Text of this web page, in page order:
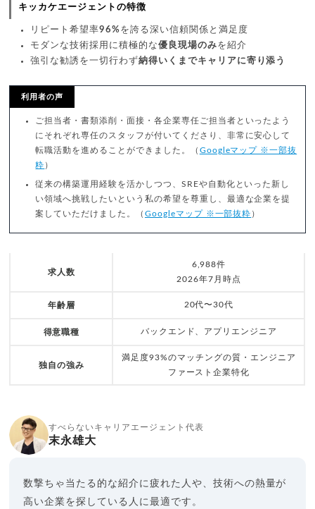
キッカケエージェントの特徴
リピート希望率96% を誇る深い信頼関係と満足度
モダンな技術採用に積極的な優良現場のみを紹介
強引な勧誘を一切行わず納得いくまでキャリアに寄り添う
利用者の声
ご担当者・書類添削・面接・各企業専任ご担当者といったよう
にそれぞれ専任のスタッフが付いてくださり、非常に安心して
転職活動を進めることができました。（ Googleマップ ※一部抜
粋 ）
従来の構築運用経験を活かしつつ、SREや自動化といった新し
い領域へ挑戦したいという私の希望を尊重し、最適な企業を提
案していただけました。（ Googleマップ ※一部抜粋 ）
求人数
6,988件
2026年7月時点
年齢層 20代〜30代
得意職種 バックエンド、アプリエンジニア
独自の強み
満足度93%のマッチングの質・エンジニア
ファースト企業特化
すべらないキャリアエージェント代表
末永雄大
数撃ちゃ当たる的な紹介に疲れた人や、技術への熱量が
高い企業を探している人に最適です。